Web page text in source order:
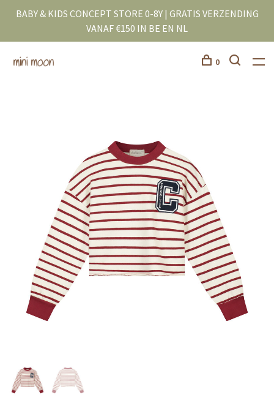
BABY & KIDS CONCEPT STORE 0-8Y | GRATIS VERZENDING
VANAF €150 IN BE EN NL
0